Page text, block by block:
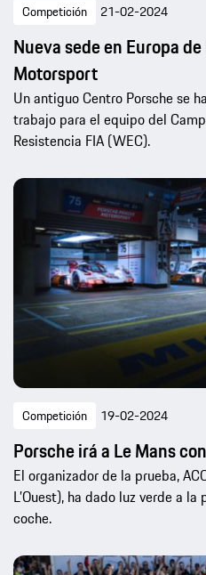
Competición 21-02-2024
Nueva sede en Europa
Motorsport
Un antiguo Centro Porsche se
trabajo para el equipo del
Resistencia FIA (WEC).
Competición 19-02-2024
Porsche irá a Le Mans
El organizador de la prueba,
L’Ouest), ha dado luz verde a
coche.